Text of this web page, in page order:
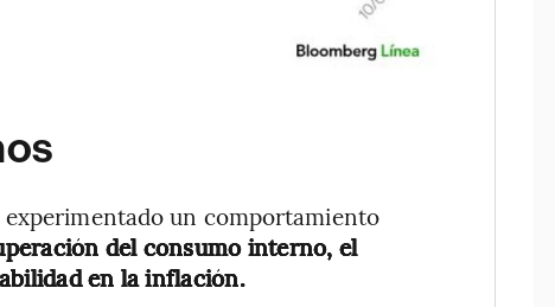
un comportamiento
del consumo interno, el
en la inflación.